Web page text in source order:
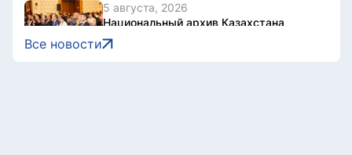
5 августа, 2026
Национальный архив Казахстана
отметил 20-летие международной
конференцией
Все новости